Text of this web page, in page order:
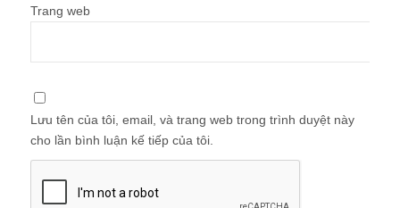
Trang web
Lưu tên của tôi, email, và trang web trong trình duyệt này
cho lần bình luận kế tiếp của tôi.